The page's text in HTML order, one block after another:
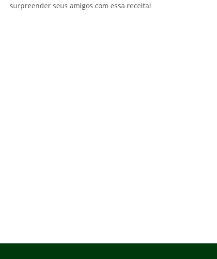
surpreender seus amigos com essa receita!